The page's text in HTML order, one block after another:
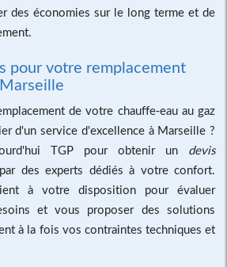
des économies sur le long terme et de
pour votre remplacement
de votre chauffe-eau au gaz
d'un service d'excellence à Marseille ?
TGP pour obtenir un devis
des experts dédiés à votre confort.
à votre disposition pour évaluer
et vous proposer des solutions
à la fois vos contraintes techniques et